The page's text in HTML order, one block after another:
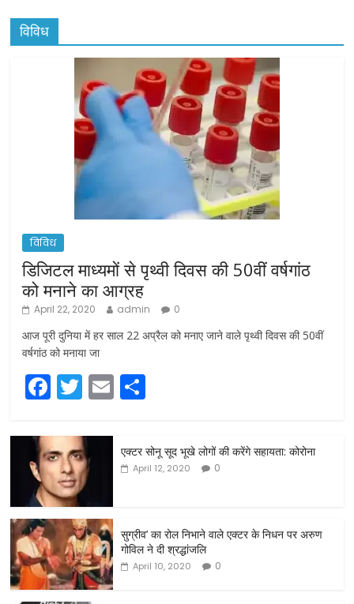
विविध
विविध
डिजिटल माध्यमों से पृथ्वी दिवस की 50वीं वर्षगांठ
को मनाने का आग्रह
April 22, 2020 admin 0
आज पूरी दुनिया में हर साल 22 अप्रैल को मनाए जाने वाले पृथ्वी दिवस की 50वीं
वर्षगांठ को मनाया जा
F
a
c
e
b
o
o
k
T
w
itt
er
E
m
ar
e
एक्टर सोनू सूद भूखे लोगों की करेंगे सहायता: कोरोना
April 12, 2020 0
सुग्रीव’ का रोल निभाने वाले एक्टर के निधन पर अरुण
गोविल ने दी श्रद्धांजलि
April 10, 2020 0